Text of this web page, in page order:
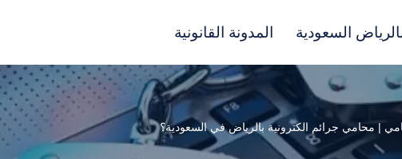
السعودية المدونة القانونية
| محامي جرائم الكترونية بالرياض في السعودية؟